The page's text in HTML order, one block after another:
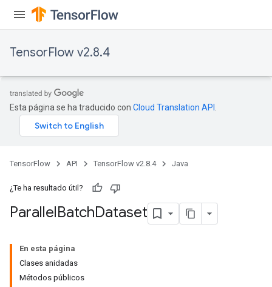
TensorFlow v2.8.4
Esta página se ha traducido con Cloud Translation API
TensorFlow API TensorFlow v2.8.4 Java
¿Te ha resultado útil?
ParallelBatchDataset
En esta página
Clases anidadas
Métodos públicos